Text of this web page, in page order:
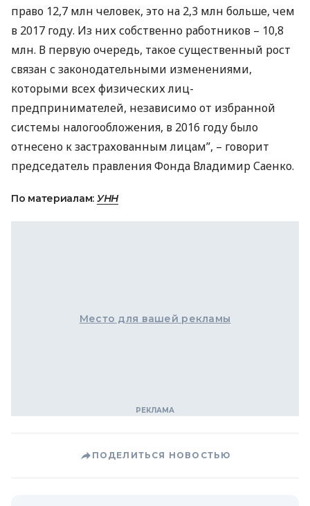
право 12,7 млн человек, это на 2,3 млн больше, чем
в 2017 году. Из них собственно работников – 10,8
млн. В первую очередь, такое существенный рост
связан с законодательными изменениями,
которыми всех физических лиц-
предпринимателей, независимо от избранной
системы налогообложения, в 2016 году было
отнесено к застрахованным лицам”, – говорит
председатель правления Фонда Владимир Саенко.
По материалам: УНН
Место для вашей рекламы
ПОДЕЛИТЬСЯ НОВОСТЬЮ